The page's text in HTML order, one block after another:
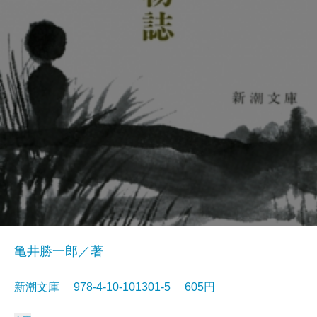
亀井勝一郎／著
新潮文庫 978-4-10-101301-5 605円